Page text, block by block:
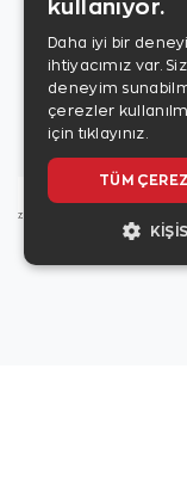
Copyright
Zen
Turquality
kullanıyor.
Daha iyi bir
ihtiyacımız var.
deneyim
çerezler
için tıklayınız.
TÜM